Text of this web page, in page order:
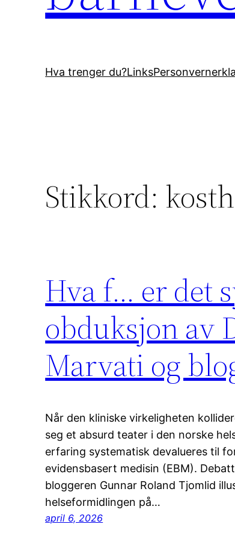
Hva trenger du?Links
Stikkord:
Hva f… er det
obduksjon av
Marvati og
Når den kliniske virkeligheten
seg et absurd teater i den norske
erfaring systematisk devalueres til
evidensbasert medisin (EBM).
bloggeren Gunnar Roland Tjomlid
helseformidlingen på…
april 6, 2026